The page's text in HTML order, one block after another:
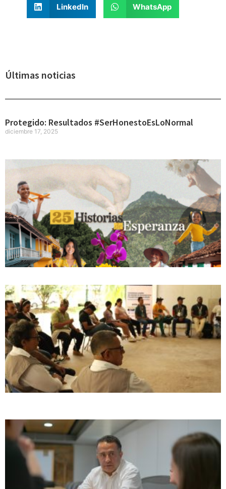
LinkedIn WhatsApp
Últimas noticias
Protegido: Resultados #SerHonestoEsLoNormal
diciembre 17, 2025